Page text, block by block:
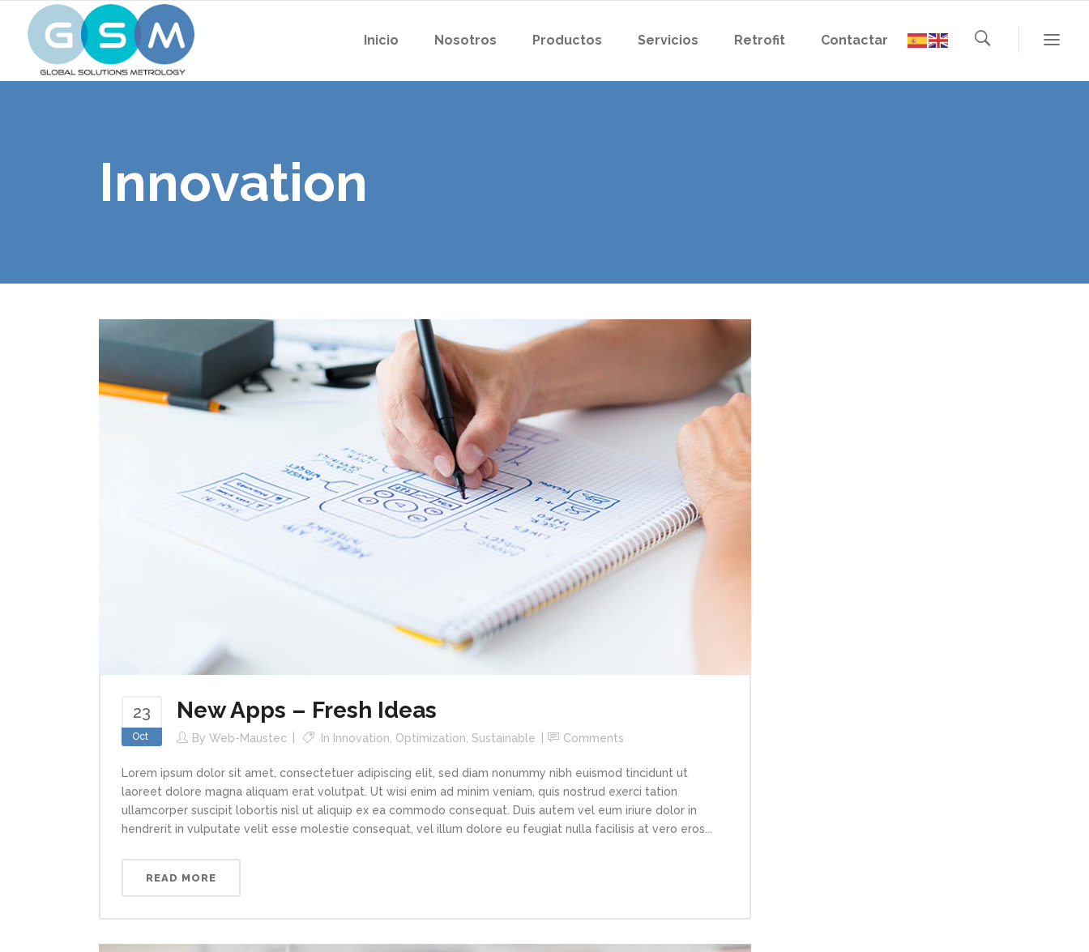
Inicio Nosotros Productos Servicios Retrofit Contactar
Innovation
23
Oct
New Apps – Fresh Ideas
By Web-Maustec In Innovation Optimization Sustainable Comments
Lorem ipsum dolor sit amet, consectetuer adipiscing elit, sed diam nonummy nibh euismod tincidunt ut
laoreet dolore magna aliquam erat volutpat. Ut wisi enim ad minim veniam, quis nostrud exerci tation
ullamcorper suscipit lobortis nisl ut aliquip ex ea commodo consequat. Duis autem vel eum iriure dolor in
hendrerit in vulputate velit esse molestie consequat, vel illum dolore eu feugiat nulla facilisis at vero eros...
READ MORE